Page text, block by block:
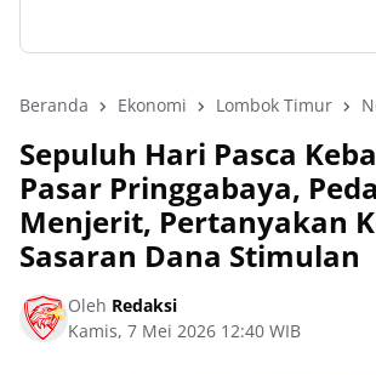
Beranda Ekonomi Lombok Timur
Sepuluh Hari Pasca
Pasar Pringgabaya,
Menjerit, Pertanyakan
Sasaran Dana Stimulan
Oleh Redaksi
Kamis, 7 Mei 2026 12:40 WIB